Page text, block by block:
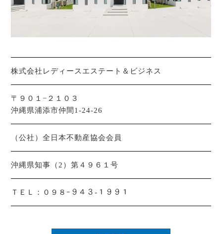
株式会社レディースエステート＆ビジネス
〒９０１−２１０３
沖縄県浦添市仲間1-24-26
（公社）全日本不動産協会会員
沖縄県知事（2）第４９６１号
ＴＥＬ： ０９８ｰ９４３-１９９１